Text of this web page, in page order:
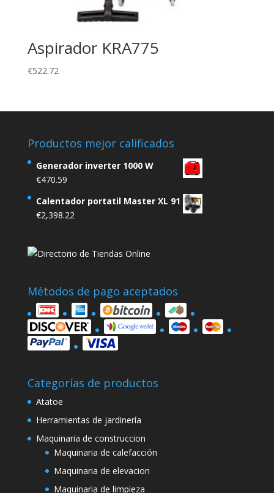
Aspirador KRA775
€522.72
Productos mejor calificados
Generador inverter 1000 W
€470.59
Calentador portatil Master XL 91
€2,398.22
Métodos de pago aceptados
Categorías de productos
Atatoe
Herramientas de jardinería
Maquinaria de construccion
Maquinaria de calefacción
Maquinaria de elevacion
Maquinaria de limpieza